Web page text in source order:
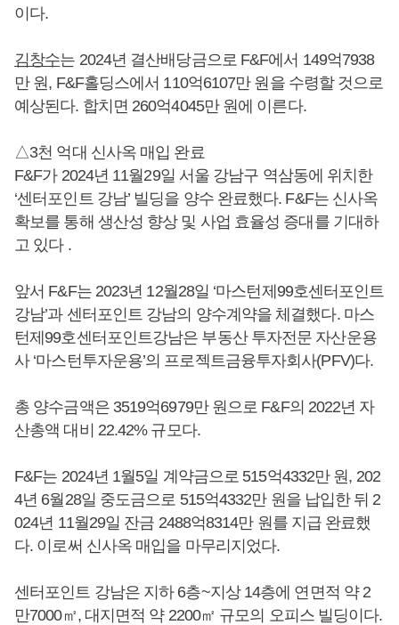
이다.
김창수는 2024년 결산배당금으로 F&F에서 149억7938
만 원, F&F홀딩스에서 110억6107만 원을 수령할 것으로
예상된다. 합치면 260억4045만 원에 이른다.
△3천 억대 신사옥 매입 완료
F&F가 2024년 11월29일 서울 강남구 역삼동에 위치한
‘센터포인트 강남’ 빌딩을 양수 완료했다. F&F는 신사옥
확보를 통해 생산성 향상 및 사업 효율성 증대를 기대하
고 있다 .
앞서 F&F는 2023년 12월28일 ‘마스턴제99호센터포인트
강남’과 센터포인트 강남의 양수계약을 체결했다. 마스
턴제99호센터포인트강남은 부동산 투자전문 자산운용
사 ‘마스턴투자운용’의 프로젝트금융투자회사(PFV)다.
총 양수금액은 3519억6979만 원으로 F&F의 2022년 자
산총액 대비 22.42% 규모다.
F&F는 2024년 1월5일 계약금으로 515억4332만 원, 202
4년 6월28일 중도금으로 515억4332만 원을 납입한 뒤 2
024년 11월29일 잔금 2488억8314만 원를 지급 완료했
다. 이로써 신사옥 매입을 마무리지었다.
센터포인트 강남은 지하 6층~지상 14층에 연면적 약 2
만7000㎡, 대지면적 약 2200㎡ 규모의 오피스 빌딩이다.